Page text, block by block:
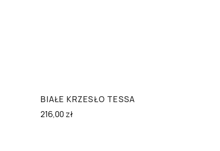
BIAŁE KRZESŁO TESSA
216,00 zł